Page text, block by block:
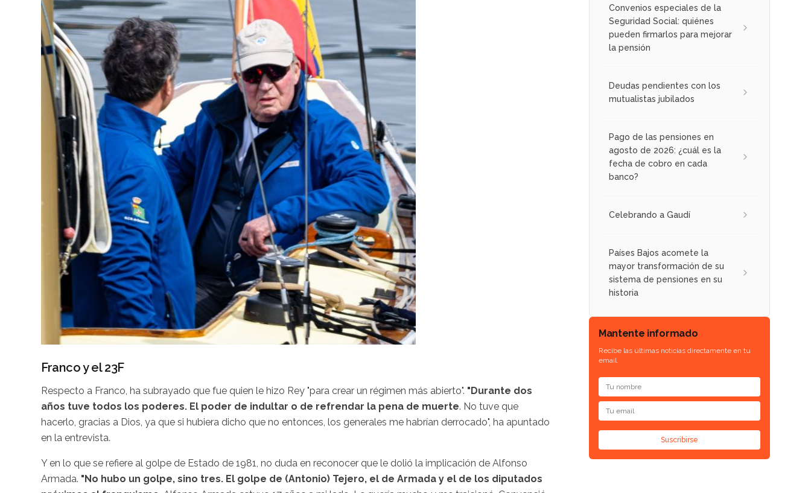
Franco y el 23F
Respecto a Franco, ha subrayado que fue quien le hizo Rey "para crear un régimen más abierto". "Durante dos
años tuve todos los poderes. El poder de indultar o de refrendar la pena de muerte. No tuve que
hacerlo, gracias a Dios, ya que si hubiera dicho que no entonces, los generales me habrían derrocado", ha apuntado
en la entrevista.
Y en lo que se refiere al golpe de Estado de 1981, no duda en reconocer que le dolió la implicación de Alfonso
Armada. "No hubo un golpe, sino tres. El golpe de (Antonio) Tejero, el de Armada y el de los diputados
Convenios especiales de la
Seguridad Social: quiénes
pueden firmarlos para mejorar
la pensión
Deudas pendientes con los
mutualistas jubilados
Pago de las pensiones en
agosto de 2026: ¿cuál es la
fecha de cobro en cada
banco?
Celebrando a Gaudí
Países Bajos acomete la
mayor transformación de su
sistema de pensiones en su
historia
Mantente informado
Recibe las últimas noticias directamente en tu
email.
Suscribirse